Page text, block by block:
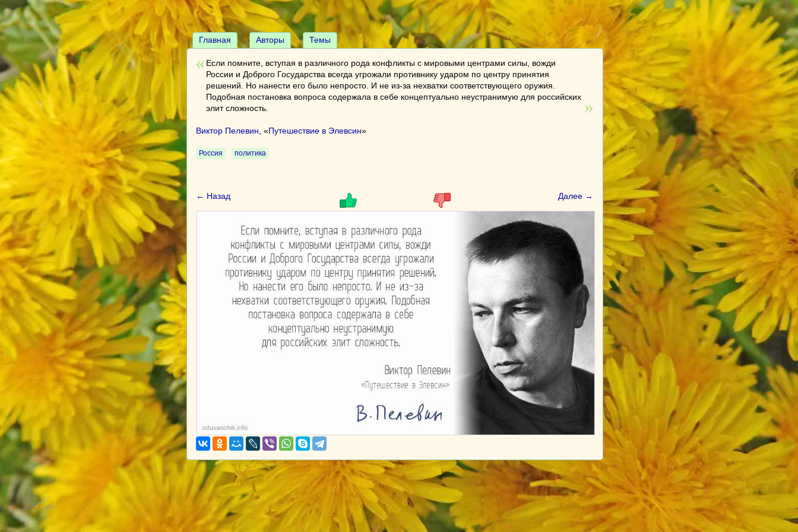
Главная Авторы Темы
Если помните, вступая в различного рода конфликты с мировыми центрами силы, вожди
России и Доброго Государства всегда угрожали противнику ударом по центру принятия
решений. Но нанести его было непросто. И не из-за нехватки соответствующего оружия.
Подобная постановка вопроса содержала в себе концептуально неустранимую для российских
элит сложность.
Виктор Пелевин , «Путешествие в Элевсин»
Россия политика
← Назад Далее →